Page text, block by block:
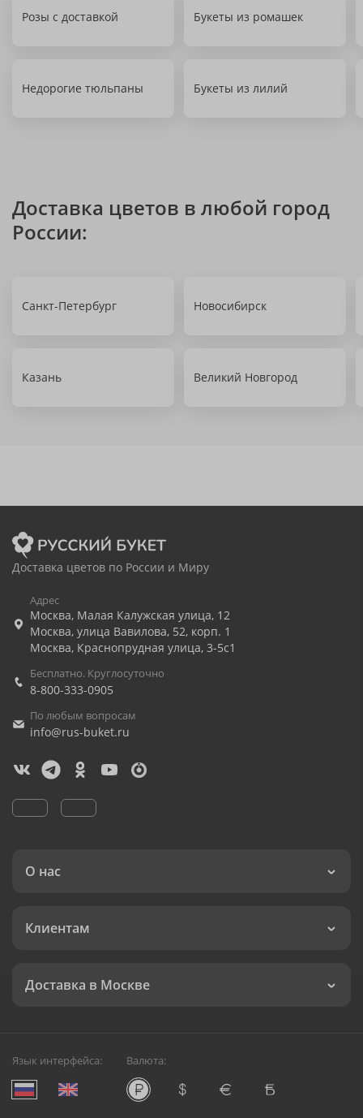
Розы с доставкой Букеты из ромашек
Недорогие тюльпаны Букеты из лилий
Доставка цветов в любой город
России:
Санкт-Петербург Новосибирск
Казань Великий Новгород
Доставка цветов по России и Миру
Адрес
Москва, Малая Калужская улица, 12
Москва, улица Вавилова, 52, корп. 1
Москва, Краснопрудная улица, 3-5с1
Бесплатно. Круглосуточно
8-800-333-0905
По любым вопросам
info@rus-buket.ru
О нас
Клиентам
Доставка в Москве
Язык интерфейса: Валюта: